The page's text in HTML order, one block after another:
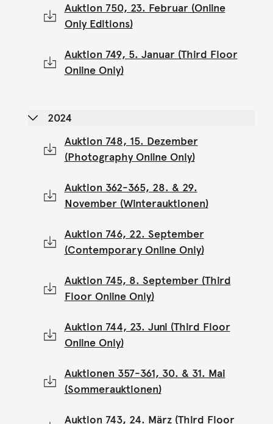
Auktion 750, 23. Februar (Online
Only Editions)
Auktion 749, 5. Januar (Third Floor
Online Only)
2024
Auktion 748, 15. Dezember
(Photography Online Only)
Auktion 362-365, 28. & 29.
November (Winterauktionen)
Auktion 746, 22. September
(Contemporary Online Only)
Auktion 745, 8. September (Third
Floor Online Only)
Auktion 744, 23. Juni (Third Floor
Online Only)
Auktionen 357-361, 30. & 31. Mai
(Sommerauktionen)
Auktion 743, 24. März (Third Floor